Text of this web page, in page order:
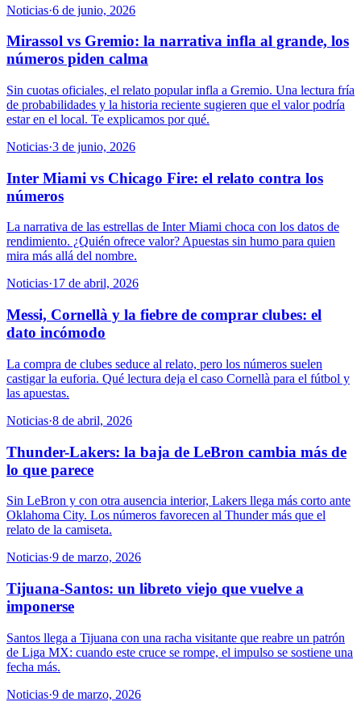
Noticias·6 de junio, 2026
Mirassol vs Gremio: la narrativa infla al grande, los
números piden calma
Sin cuotas oficiales, el relato popular infla a Gremio. Una lectura fría
de probabilidades y la historia reciente sugieren que el valor podría
estar en el local. Te explicamos por qué.
Noticias·3 de junio, 2026
Inter Miami vs Chicago Fire: el relato contra los
números
La narrativa de las estrellas de Inter Miami choca con los datos de
rendimiento. ¿Quién ofrece valor? Apuestas sin humo para quien
mira más allá del nombre.
Noticias·17 de abril, 2026
Messi, Cornellà y la fiebre de comprar clubes: el
dato incómodo
La compra de clubes seduce al relato, pero los números suelen
castigar la euforia. Qué lectura deja el caso Cornellà para el fútbol y
las apuestas.
Noticias·8 de abril, 2026
Thunder-Lakers: la baja de LeBron cambia más de
lo que parece
Sin LeBron y con otra ausencia interior, Lakers llega más corto ante
Oklahoma City. Los números favorecen al Thunder más que el
relato de la camiseta.
Noticias·9 de marzo, 2026
Tijuana-Santos: un libreto viejo que vuelve a
imponerse
Santos llega a Tijuana con una racha visitante que reabre un patrón
de Liga MX: cuando este cruce se rompe, el impulso se sostiene una
fecha más.
Noticias·9 de marzo, 2026